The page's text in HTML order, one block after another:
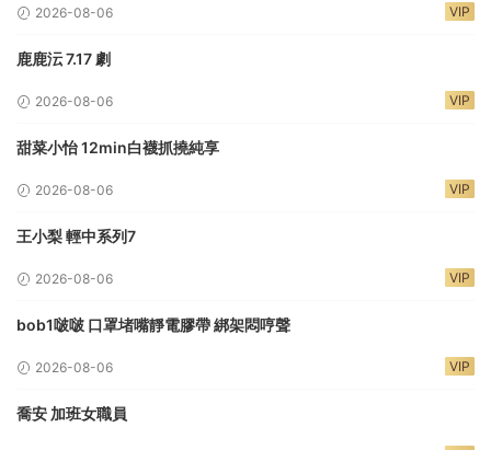
2026-08-06 VIP
鹿鹿沄 7.17 劇
2026-08-06 VIP
甜菜小怡 12min白襪抓撓純享
2026-08-06 VIP
王小梨 輕中系列7
2026-08-06 VIP
bob1啵啵 口罩堵嘴靜電膠帶 綁架悶哼聲
2026-08-06 VIP
喬安 加班女職員